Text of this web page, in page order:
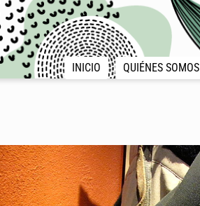
INICIO QUIÉNES SOMOS